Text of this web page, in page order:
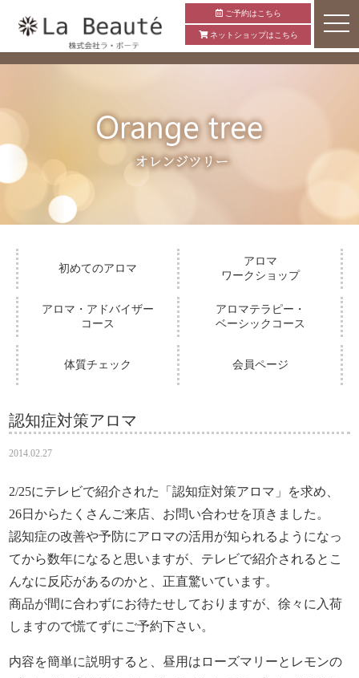
ご予約はこちら
ネットショップはこちら
初めてのアロマ
アロマ
ワークショップ
アロマ・アドバイザー
コース
アロマテラピー・
ベーシックコース
体質チェック 会員ページ
認知症対策アロマ
2014.02.27
2/25にテレビで紹介された「認知症対策アロマ」を求め、
26日からたくさんご来店、お問い合わせを頂きました。
認知症の改善や予防にアロマの活用が知られるようになっ
てから数年になると思いますが、テレビで紹介されるとこ
んなに反応があるのかと、正直驚いています。
商品が間に合わずにお待たせしておりますが、徐々に入荷
しますので慌てずにご予約下さい。
内容を簡単に説明すると、昼用はローズマリーとレモンの